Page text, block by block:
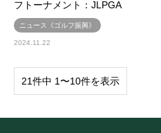
フトーナメント：JLPGA
ニュース《ゴルフ振興》
2024.11.22
21件中 1〜10件を表示